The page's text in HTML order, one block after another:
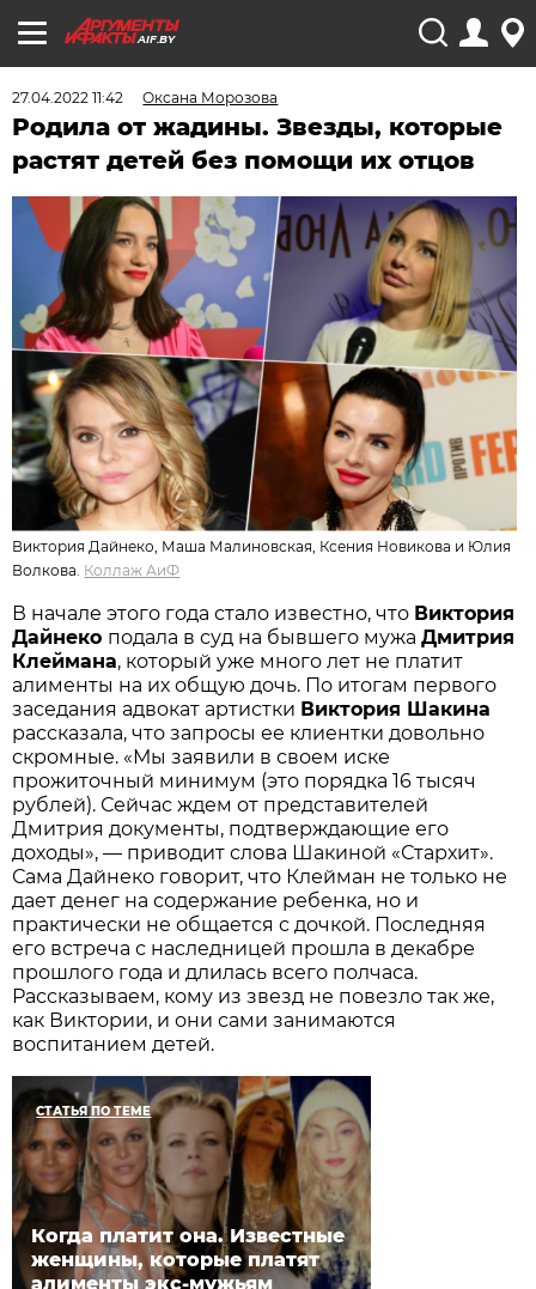
AIF.BY
27.04.2022 11:42 Оксана Морозова
Родила от жадины. Звезды, которые
растят детей без помощи их отцов
Виктория Дайнеко, Маша Малиновская, Ксения Новикова и Юлия
Волкова. Коллаж АиФ
В начале этого года стало известно, что Виктория
Дайнеко подала в суд на бывшего мужаДмитрия
Клеймана, который уже много лет не платит
алименты на их общую дочь. По итогам первого
заседания адвокат артистки Виктория Шакина
рассказала, что запросы ее клиентки довольно
скромные. «Мы заявили в своем иске
прожиточный минимум (это порядка 16 тысяч
рублей). Сейчас ждем от представителей
Дмитрия документы, подтверждающие его
доходы», — приводит слова Шакиной «Стархит».
Сама Дайнеко говорит, что Клейман не только не
дает денег на содержание ребенка, но и
практически не общается с дочкой. Последняя
его встреча с наследницей прошла в декабре
прошлого года и длилась всего полчаса.
Рассказываем, кому из звезд не повезло так же,
как Виктории, и они сами занимаются
воспитанием детей.
СТАТЬЯ ПО ТЕМЕ
Когда платит она. Известные
женщины, которые платят
алименты экс-мужьям